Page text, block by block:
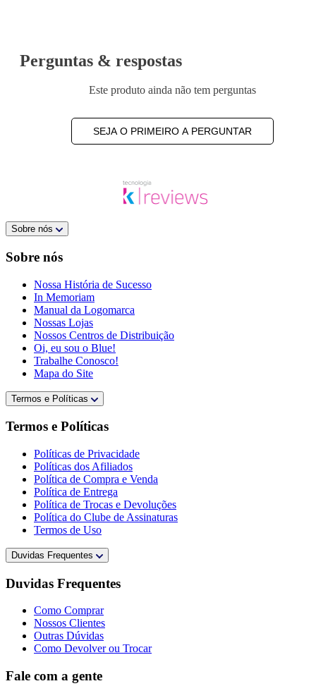
Perguntas & respostas
Este produto ainda não tem perguntas
SEJA O PRIMEIRO A PERGUNTAR
Sobre nós
Sobre nós
Nossa História de Sucesso
In Memoriam
Manual da Logomarca
Nossas Lojas
Nossos Centros de Distribuição
Oi, eu sou o Blue!
Trabalhe Conosco!
Mapa do Site
Termos e Políticas
Termos e Políticas
Políticas de Privacidade
Políticas dos Afiliados
Política de Compra e Venda
Política de Entrega
Política de Trocas e Devoluções
Política do Clube de Assinaturas
Termos de Uso
Duvidas Frequentes
Duvidas Frequentes
Como Comprar
Nossos Clientes
Outras Dúvidas
Como Devolver ou Trocar
Fale com a gente